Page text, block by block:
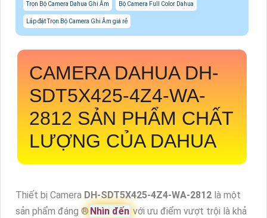
Trọn Bộ Camera Dahua Ghi Âm Bộ Camera Full Color Dahua
Lắp đặt Trọn Bộ Camera Ghi Âm giá rẻ
CAMERA DAHUA DH-
SDT5X425-4Z4-WA-
2812 SẢN PHẨM CHẤT
LƯỢNG CỦA DAHUA
Thiết bị Camera DH-SDT5X425-4Z4-WA-2812 là một
sản phẩm đáng ®️ Nhìn đến với ưu điểm vượt trội là khả